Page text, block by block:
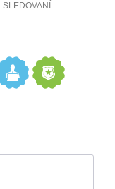
SLEDOVANÍ